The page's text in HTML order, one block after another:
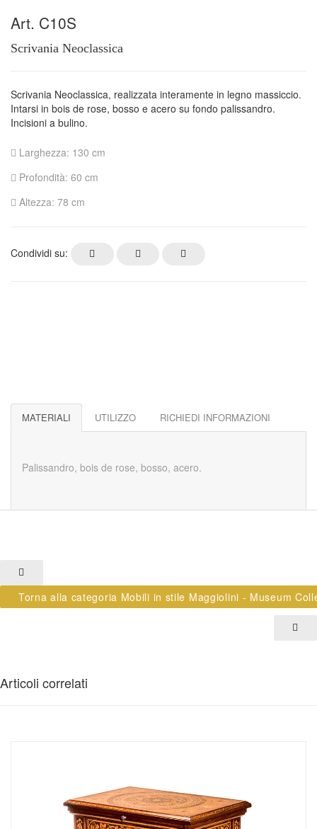
Art. C10S
Scrivania Neoclassica
Scrivania Neoclassica, realizzata interamente in legno massiccio.
Intarsi in bois de rose, bosso e acero su fondo palissandro.
Incisioni a bulino.
Larghezza: 130 cm
Profondità: 60 cm
Altezza: 78 cm
Condividi su:
MATERIALI UTILIZZO RICHIEDI INFORMAZIONI
Palissandro, bois de rose, bosso, acero.
Torna alla categoria Mobili in stile Maggiolini - Museum
Articoli correlati